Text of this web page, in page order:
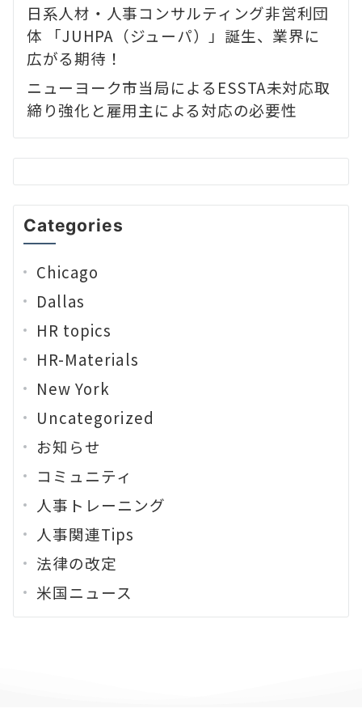
日系人材・人事コンサルティング非営利団
体 「JUHPA（ジューパ）」誕生、業界に
広がる期待！
ニューヨーク市当局によるESSTA未対応取
締り強化と雇用主による対応の必要性
Categories
Chicago
Dallas
HR topics
HR-Materials
New York
Uncategorized
お知らせ
コミュニティ
人事トレーニング
人事関連Tips
法律の改定
米国ニュース